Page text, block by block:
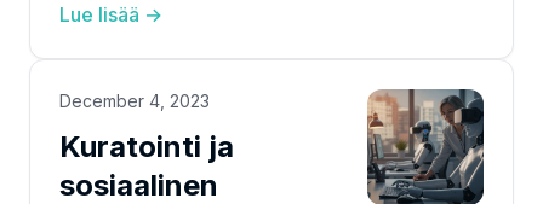
henkilöstön osaaminen
liiketoiminnan tarpeista käsin.
Lue lisää →
December 4, 2023
Kuratointi ja
sosiaalinen